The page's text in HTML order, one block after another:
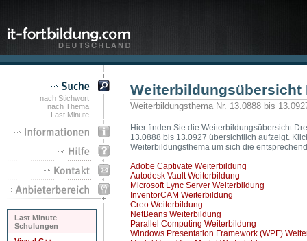
nach Stichwort
nach Thema
Last Minute
Last Minute
Schulungen
Weiterbildungsübersicht
Weiterbildungsthema Nr. 13.0888 bis
Hier finden Sie die Weiterbildungsübersicht
13.0888 bis 13.0927 übersichtlich aufzeigt.
Weiterbildungsthema um sich die
Adobe Captivate Weiterbildung
Autodesk Vault Weiterbildung
Microsoft Lync Server Weiterbildung
InventorCAM Weiterbildung
Creo Weiterbildung
NetBeans Weiterbildung
Parallel Computing Weiterbildung
Windows Presentation Framework (WPF)